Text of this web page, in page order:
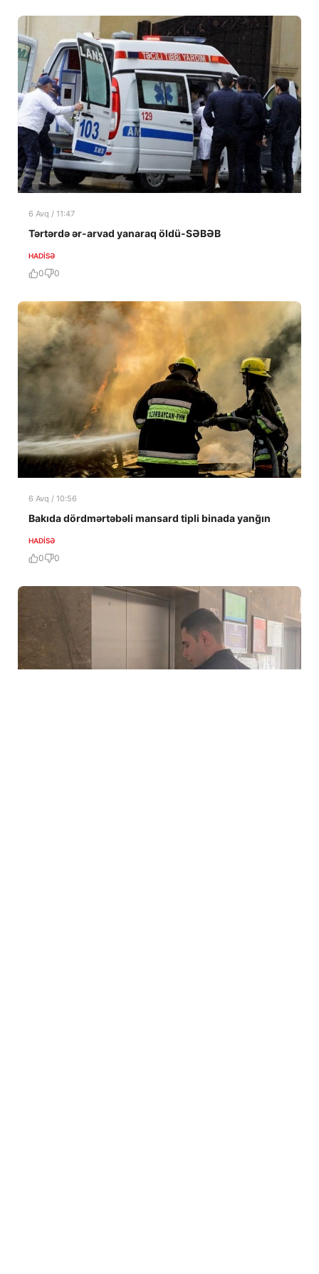
6 Avq / 11:47
Tərtərdə ər-arvad yanaraq öldü-SƏBƏB
HADISƏ
0 0
6 Avq / 10:56
Bakıda dördmərtəbəli mansard tipli binada yanğın
HADISƏ
0 0